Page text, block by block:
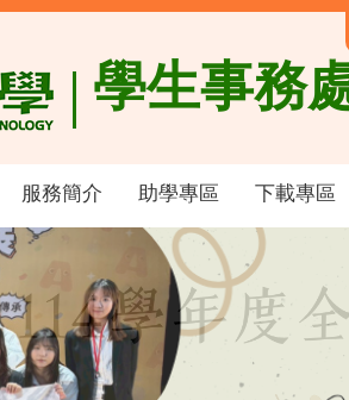
學生事務
服務簡介 助學專區 下載專區